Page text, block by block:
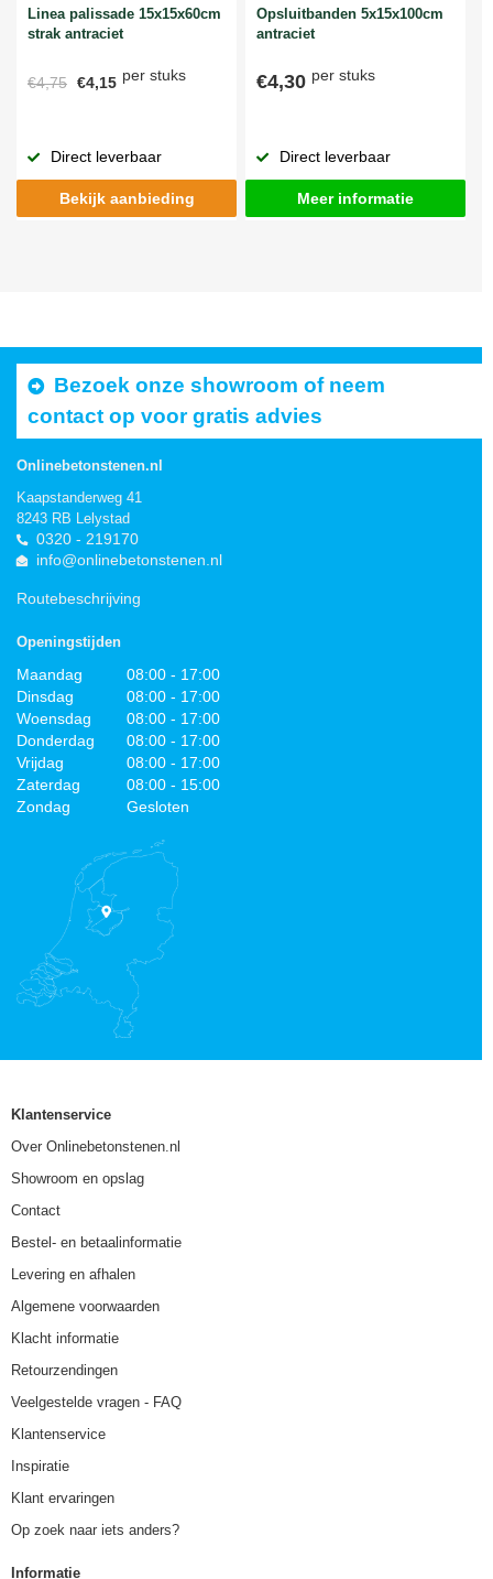
Linea palissade 15x15x60cm
strak antraciet
€4,75 €4,15 per stuks
Direct leverbaar
Bekijk aanbieding
Opsluitbanden 5x15x100cm
antraciet
€4,30 per stuks
Direct leverbaar
Meer informatie
Bezoek onze showroom of neem
contact op voor gratis advies
Onlinebetonstenen.nl
Kaapstanderweg 41
8243 RB Lelystad
0320 - 219170
info@onlinebetonstenen.nl
Routebeschrijving
Openingstijden
Maandag
08:00 - 17:00
Dinsdag
08:00 - 17:00
Woensdag
08:00 - 17:00
Donderdag
08:00 - 17:00
Vrijdag
08:00 - 17:00
Zaterdag
08:00 - 15:00
Zondag
Gesloten
Klantenservice
Over Onlinebetonstenen.nl
Showroom en opslag
Contact
Bestel- en betaalinformatie
Levering en afhalen
Algemene voorwaarden
Klacht informatie
Retourzendingen
Veelgestelde vragen - FAQ
Klantenservice
Inspiratie
Klant ervaringen
Op zoek naar iets anders?
Informatie